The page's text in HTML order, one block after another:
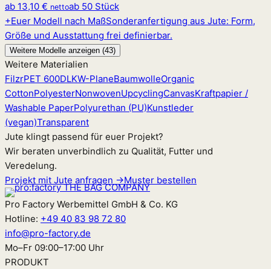
ab 13,10 € nettoab 50 Stück
+Euer Modell nach MaßSonderanfertigung aus Jute: Form,
Größe und Ausstattung frei definierbar.
Weitere Modelle anzeigen (43)
Weitere Materialien
FilzrPET 600DLKW-PlaneBaumwolleOrganic
CottonPolyesterNonwovenUpcyclingCanvasKraftpapier /
Washable PaperPolyurethan (PU)Kunstleder
(vegan)Transparent
Jute klingt passend für euer Projekt?
Wir beraten unverbindlich zu Qualität, Futter und
Veredelung.
Projekt mit Jute anfragen →Muster bestellen
Pro Factory Werbemittel GmbH & Co. KG
Hotline: +49 40 83 98 72 80
info@pro-factory.de
Mo–Fr 09:00–17:00 Uhr
PRODUKT